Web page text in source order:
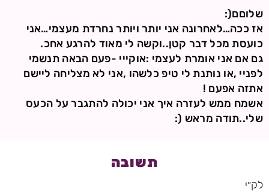
שלוםם(:
אז ככה…לאחרונה אני יותר ויותר נחרדת מעצמי…אני
כועסת מכל דבר קטן..וקשה לי מאוד להרגע אחכ.
גם אם אני אומרת לעצמי :אוקייי -פעם הבאה תנשמי
לפניי ,או נותנת לי טיפ כלשהו ,אני לא מצליחה ליישם
אתזה אפעם !
אשמח ממש לעזרה איך אני יכולה להתגבר על הכעס
שלי..תודה מראש (:
תשובה
לק״י